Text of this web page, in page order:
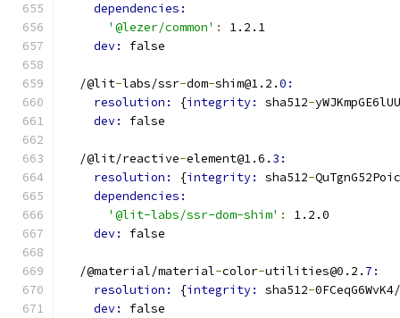
dependencies:
'@lezer/common' :
1.2.1
dev: false
  /@lit
-labs/ssr-dom-shim@1.2.0:
resolution:
{integrity: sha512-
dev: false
  /@lit/reactive
-element@1.6. 3:
resolution:
{integrity: sha512-
dependencies:
'@lit-labs/ssr-dom-shim' :
1.2.0
dev: false
  /@material/material
-color-utilities@0.2. 7:
resolution:
{integrity: sha512-
dev: false